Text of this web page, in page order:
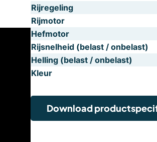
Rijregeling
Rijmotor
Hefmotor
Rijsnelheid (belast / onbelast)
Helling (belast / onbelast)
Kleur
Download